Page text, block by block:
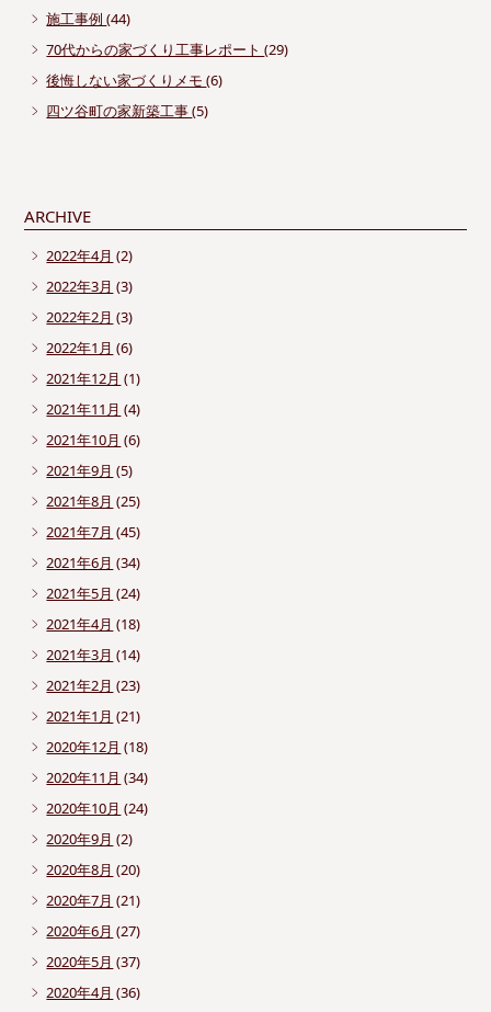
施工事例(44)
70代からの家づくり工事レポート(29)
後悔しない家づくりメモ(6)
四ツ谷町の家新築工事(5)
ARCHIVE
2022年4月 (2)
2022年3月 (3)
2022年2月 (3)
2022年1月 (6)
2021年12月 (1)
2021年11月 (4)
2021年10月 (6)
2021年9月 (5)
2021年8月 (25)
2021年7月 (45)
2021年6月 (34)
2021年5月 (24)
2021年4月 (18)
2021年3月 (14)
2021年2月 (23)
2021年1月 (21)
2020年12月 (18)
2020年11月 (34)
2020年10月 (24)
2020年9月 (2)
2020年8月 (20)
2020年7月 (21)
2020年6月 (27)
2020年5月 (37)
2020年4月 (36)